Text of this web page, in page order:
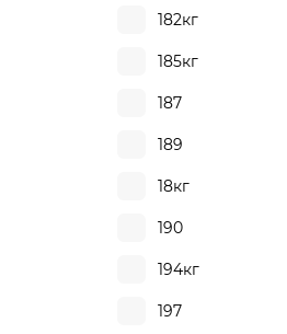
182кг
185кг
187
189
18кг
190
194кг
197